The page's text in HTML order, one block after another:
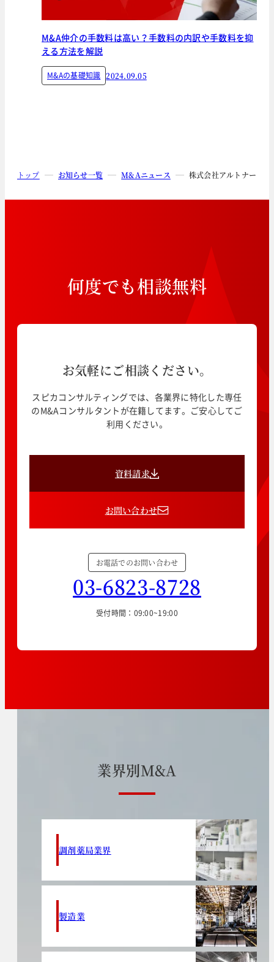
M&A仲介の手数料は高い？手数料の内訳や手数料を抑
える方法を解説
M&Aの基礎知識 2024.09.05
トップ お知らせ一覧 M&Aニュース 株式会社アルトナーに
何度でも相談無料
お気軽にご相談ください。
スピカコンサルティングでは、各業界に特化した専任
のM&Aコンサルタントが在籍してます。ご安心してご
利用ください。
資料請求
お問い合わせ
お電話でのお問い合わせ
03-6823-8728
受付時間：09:00~19:00
業界別M&A
調剤薬局業界
製造業